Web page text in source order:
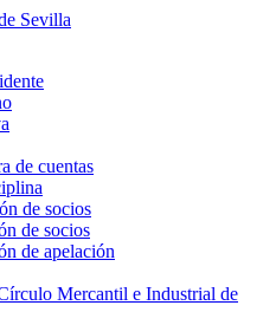
de cuentas
de socios
de socios
de apelación
Mercantil e Industrial de